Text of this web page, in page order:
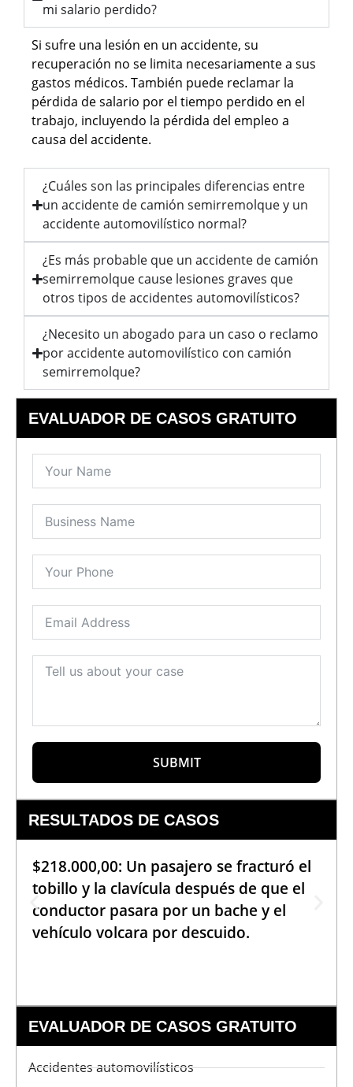
mi salario perdido?
Si sufre una lesión en un accidente, su
recuperación no se limita necesariamente a sus
gastos médicos. También puede reclamar la
pérdida de salario por el tiempo perdido en el
trabajo, incluyendo la pérdida del empleo a
causa del accidente.
¿Cuáles son las principales diferencias entre
un accidente de camión semirremolque y un
accidente automovilístico normal?
¿Es más probable que un accidente de camión
semirremolque cause lesiones graves que
otros tipos de accidentes automovilísticos?
¿Necesito un abogado para un caso o reclamo
por accidente automovilístico con camión
semirremolque?
EVALUADOR DE CASOS GRATUITO
SUBMIT
RESULTADOS DE CASOS
$218.000,00: Un pasajero se fracturó el
tobillo y la clavícula después de que el
conductor pasara por un bache y el
vehículo volcara por descuido.
EVALUADOR DE CASOS GRATUITO
Accidentes automovilísticos